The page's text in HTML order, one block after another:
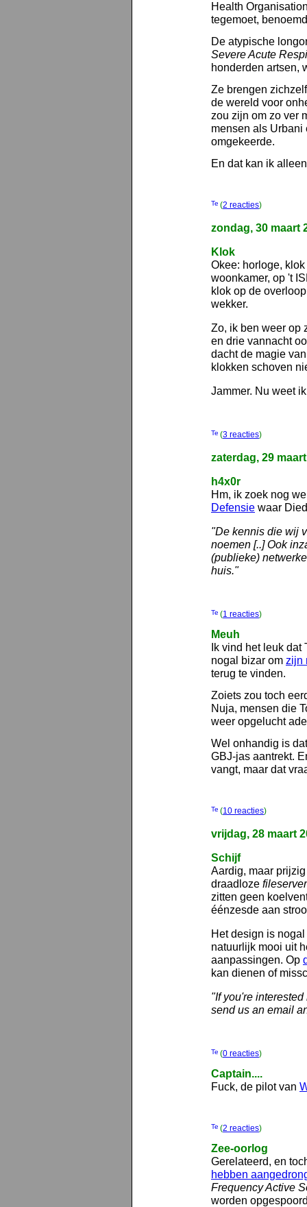
Health
tegemoet,
De atypische
Severe Acute
honderden artsen,
Ze brengen
de wereld voor
zou zijn om zo ver
mensen als Urbani
omgekeerde.
En dat kan ik
(2 reacties)
zondag, 30 maart
Klok
Okee: horloge,
woonkamer, op 't
klok op de
wekker.
Zo, ik ben weer op
en drie vannacht
dacht de magie
klokken schoven
Jammer. Nu weet
(3 reacties)
zaterdag, 29
h4x0r
Hm, ik zoek nog
Defensie waar
"De kennis die wij
noemen [..] Ook
(publieke)
huis."
(1 reacties)
Meuh
Ik vind het leuk dat
nogal bizar om zijn
terug te vinden.
Zoiets zou toch
Nuja, mensen die
weer opgelucht
Wel onhandig is
GBJ-jas aantrekt.
vangt, maar dat
(10 reacties)
vrijdag, 28 maart
Schijf
Aardig, maar
draadloze fileserver
zitten geen
éénzesde aan
Het design is
natuurlijk mooi uit
aanpassingen. Op
kan dienen of
"If you're
send us an email
(0 reacties)
Captain....
Fuck, de pilot van
(2 reacties)
Zee-oorlog
Gerelateerd, en
hebben
Frequency Active
worden